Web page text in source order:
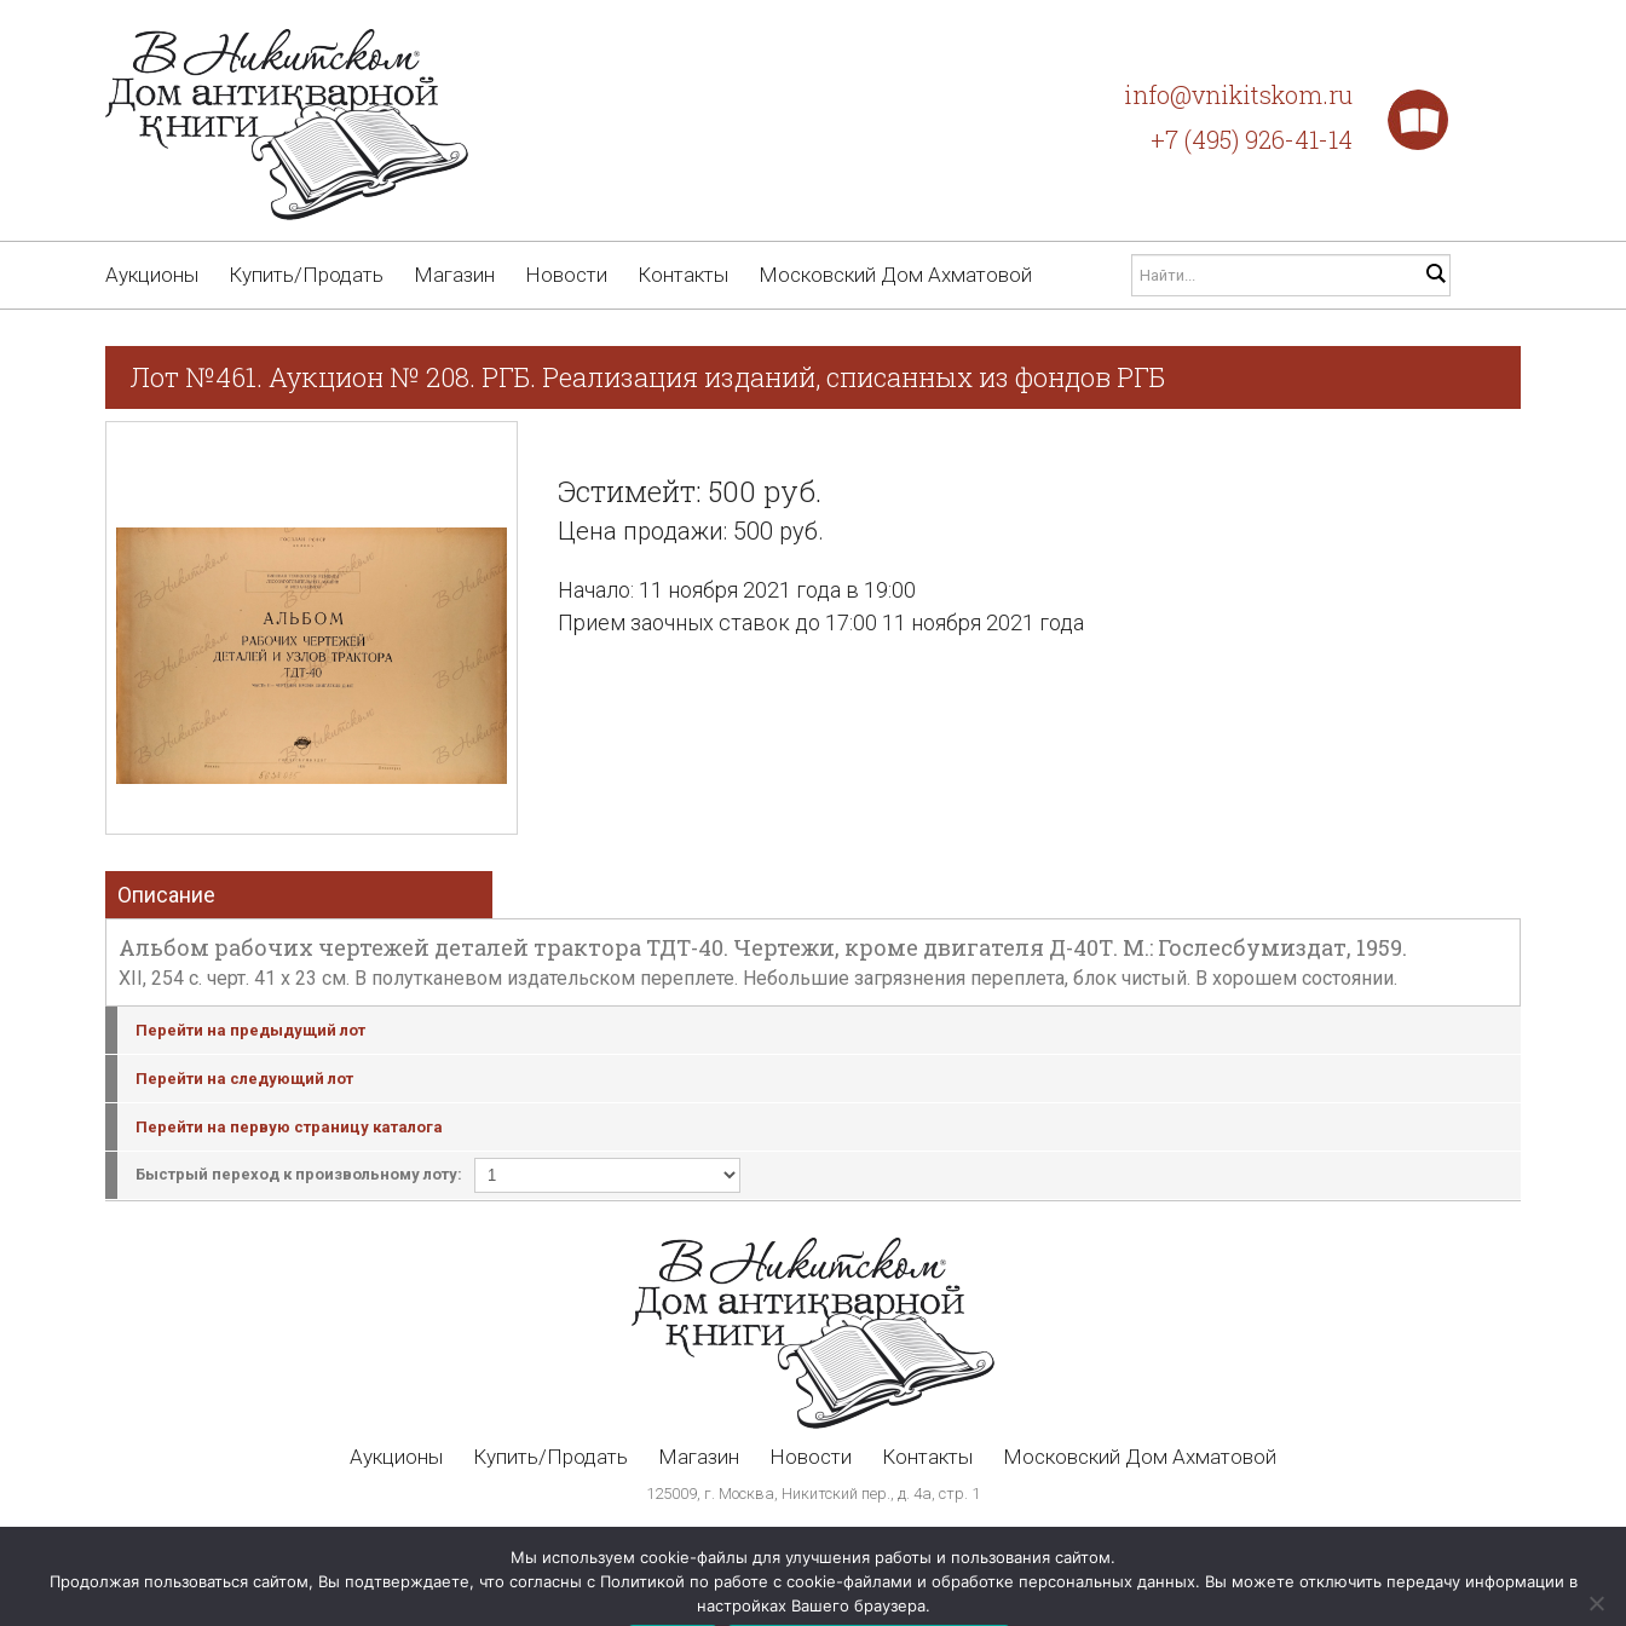
info@vnikitskom.ru
+7 (495) 926-41-14
Аукционы Купить/Продать Магазин Новости Контакты Московский Дом Ахматовой
Лот №461. Аукцион № 208. РГБ. Реализация изданий, списанных из фондов РГБ
Эстимейт: 500 руб.
Цена продажи: 500 руб.
Начало: 11 ноября 2021 года в 19:00
Прием заочных ставок до 17:00 11 ноября 2021 года
Описание
Альбом рабочих чертежей деталей трактора ТДТ-40. Чертежи, кроме двигателя Д-40Т. М.: Гослесбумиздат, 1959.
XII, 254 с. черт. 41 х 23 см. В полутканевом издательском переплете. Небольшие загрязнения переплета, блок чистый. В хорошем состоянии.
Перейти на предыдущий лот
Перейти на следующий лот
Перейти на первую страницу каталога
Быстрый переход к произвольному лоту:
Аукционы Купить/Продать Магазин Новости Контакты Московский Дом Ахматовой
125009, г. Москва, Никитский пер., д. 4а, стр. 1
Мы используем cookie-файлы для улучшения работы и пользования сайтом.
Продолжая пользоваться сайтом, Вы подтверждаете, что согласны с Политикой по работе с cookie-файлами и обработке персональных данных. Вы можете отключить передачу информации в
настройках Вашего браузера.